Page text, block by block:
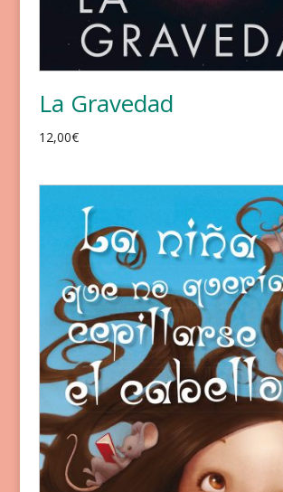
La Gravedad
12,00€